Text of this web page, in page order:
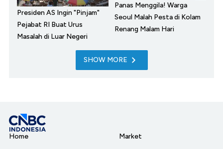
Presiden AS Ingin "Pinjam"
Pejabat RI Buat Urus
Masalah di Luar Negeri
Panas Menggila! Warga
Seoul Malah Pesta di Kolam
Renang Malam Hari
SHOW MORE
Home
Market